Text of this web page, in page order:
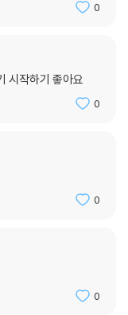
0
시작하기 좋아요
0
0
0